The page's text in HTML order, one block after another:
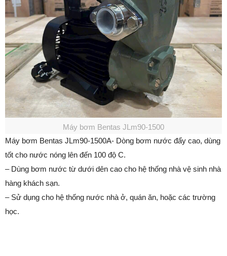
Máy bơm Bentas JLm90-1500
Máy bơm Bentas JLm90-1500A- Dòng bơm nước đẩy cao, dùng
tốt cho nước nóng lên đến 100 độ C.
– Dùng bơm nước từ dưới dên cao cho hệ thống nhà vệ sinh nhà
hàng khách sạn.
– Sử dụng cho hệ thống nước nhà ở, quán ăn, hoặc các trường
học.